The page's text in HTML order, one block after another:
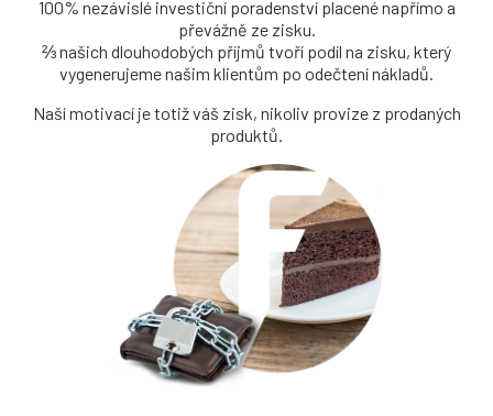
100% nezávislé investiční poradenství placené napřímo a
převážně ze zisku.
⅔ našich dlouhodobých příjmů tvoří podíl na zisku, který
vygenerujeme našim klientům po odečtení nákladů.
Naší motivací je totiž váš zisk, nikoliv provize z prodaných
produktů.